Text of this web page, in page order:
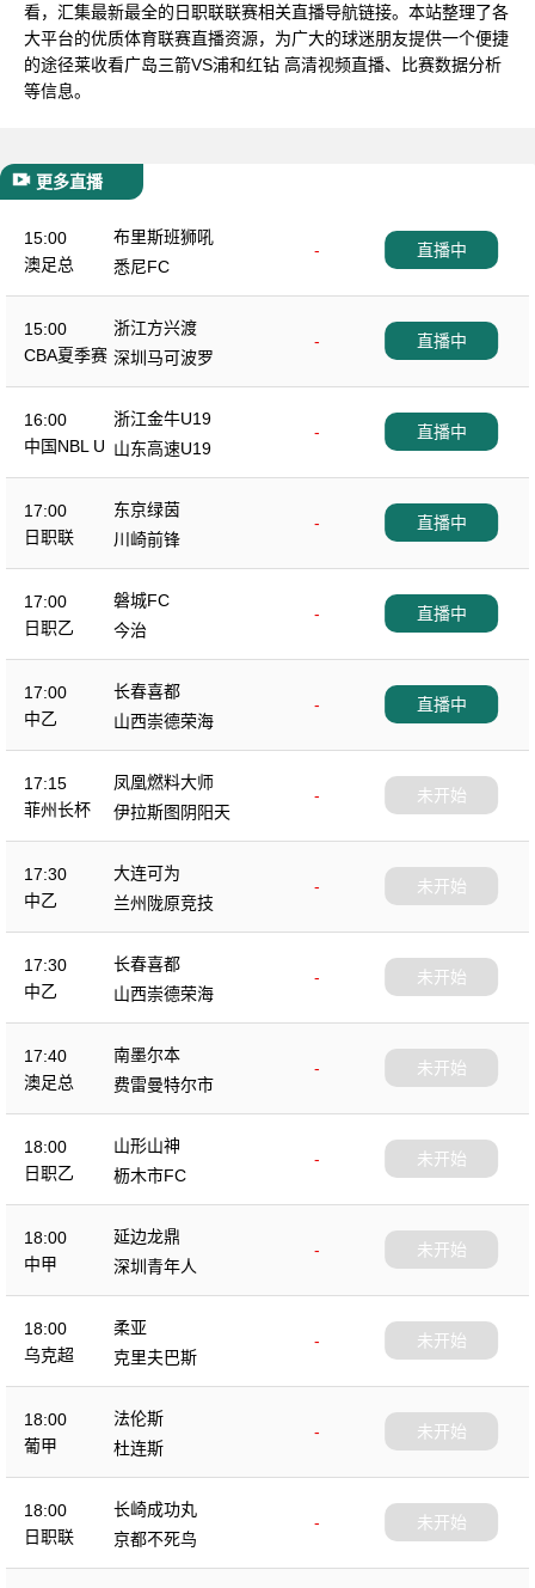
看，汇集最新最全的日职联联赛相关直播导航链接。本站整理了各
大平台的优质体育联赛直播资源，为广大的球迷朋友提供一个便捷
的途径莱收看广岛三箭VS浦和红钻 高清视频直播、比赛数据分析
等信息。
更多直播
15:00
澳足总
布里斯班狮吼
-
悉尼FC
直播中
15:00
CBA夏季赛
浙江方兴渡
-
深圳马可波罗
直播中
16:00
中国NBL U
浙江金牛U19
-
山东高速U19
直播中
17:00
日职联
东京绿茵
-
川崎前锋
直播中
17:00
日职乙
磐城FC
-
今治
直播中
17:00
中乙
长春喜都
-
山西崇德荣海
直播中
17:15
菲州长杯
凤凰燃料大师
-
伊拉斯图阴阳天
未开始
17:30
中乙
大连可为
-
兰州陇原竞技
未开始
17:30
中乙
长春喜都
-
山西崇德荣海
未开始
17:40
澳足总
南墨尔本
-
费雷曼特尔市
未开始
18:00
日职乙
山形山神
-
枥木市FC
未开始
18:00
中甲
延边龙鼎
-
深圳青年人
未开始
18:00
乌克超
柔亚
-
克里夫巴斯
未开始
18:00
葡甲
法伦斯
-
杜连斯
未开始
18:00
日职联
长崎成功丸
-
京都不死鸟
未开始